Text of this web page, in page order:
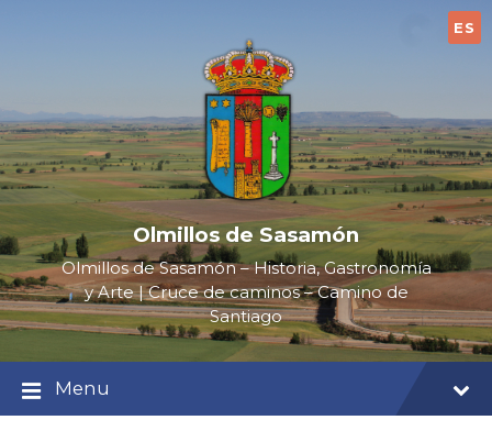
ES
Olmillos de Sasamón
Olmillos de Sasamón – Historia, Gastronomía
y Arte | Cruce de caminos – Camino de
Santiago
Menu